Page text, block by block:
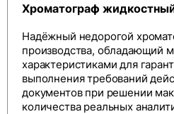
Хроматограф
Надёжный недорогой
производства, обладающий
характеристиками для
выполнения требований
документов при решении
количества реальных